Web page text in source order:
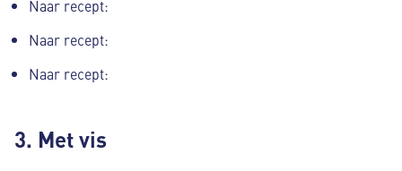
Naar recept:
Naar recept:
Naar recept:
3. Met vis